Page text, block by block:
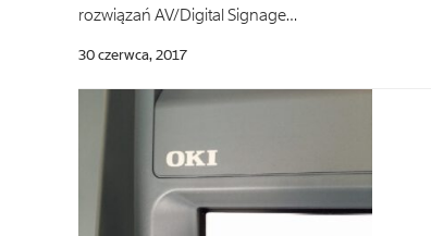
rozwiązań AV/Digital Signage…
30 czerwca, 2017